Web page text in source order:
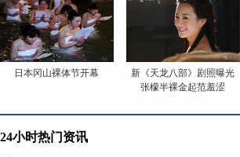
日本冈山裸体节开幕
新《天龙八部》剧照曝光
张檬半裸金起范羞涩
24小时热门资讯